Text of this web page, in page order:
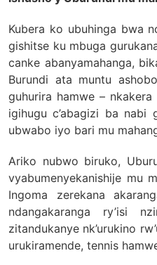
Kubera ko ubuhinga bwa
gishitse ku mbuga
canke abanyamahanga,
Burundi ata muntu
guhurira hamwe –
igihugu c’abagizi ba nabi
ubwabo iyo bari mu
Ariko nubwo biruko,
vyabumenyekanishije mu
Ingoma zerekana
ndangakaranga ry’isi
zitandukanye nk’urukino
urukiramende, tennis